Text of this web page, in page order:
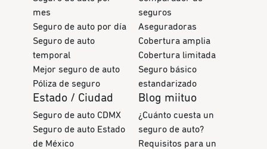
mes
Seguro de auto por día
Seguro de auto
temporal
Mejor seguro de auto
Póliza de seguro
seguros
Aseguradoras
Cobertura amplia
Cobertura limitada
Seguro básico
estandarizado
Estado / Ciudad
Seguro de auto CDMX
Seguro de auto Estado
de México
Blog miituo
¿Cuánto cuesta un
seguro de auto?
Requisitos para un